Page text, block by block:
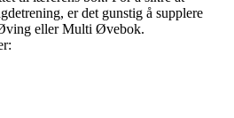
er det gunstig å supplere
eller Multi Øvebok.